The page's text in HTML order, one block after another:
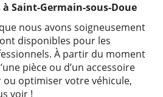
à Saint-Germain-sous-Doue
nous avons soigneusement
disponibles pour les
À partir du moment
pièce ou d’un accessoire
optimiser votre véhicule,
voir !